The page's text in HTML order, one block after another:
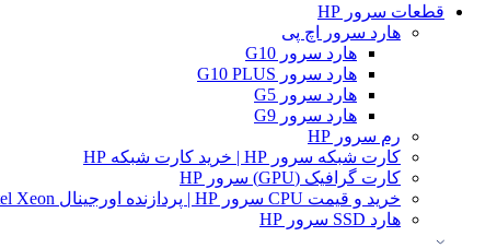
قطعات سرور HP
هارد سرور اچ پی
هارد سرور G10
هارد سرور G10 PLUS
هارد سرور G5
هارد سرور G9
رم سرور HP
کارت شبکه سرور HP | خرید کارت شبکه HP
کارت گرافیک (GPU) سرور HP
خرید و قیمت CPU سرور HP | پردازنده اورجینال Intel Xeon و AMD EPYC
هارد SSD سرور HP